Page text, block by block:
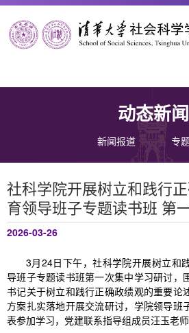
动态新闻
新闻报道 专
社科学院开展树立和践行
育领导班子专题读书班 第
2026-03-26
3月24日下午，社科学院开展树立和
导班子专题读书班第一次集中学习研讨，
书记关于树立和践行正确政绩观的重要论
方案扎实落地开展交流研讨，学院领导班
表参加学习，党建联系指导组成员汪玉老师